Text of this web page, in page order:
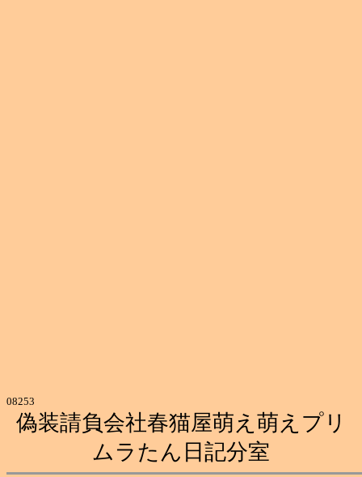
08253
偽装請負会社春猫屋萌え萌えプリ
ムラたん日記分室